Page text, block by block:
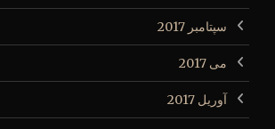
سپتامبر 2017
می 2017
آوریل 2017